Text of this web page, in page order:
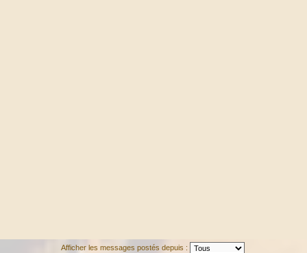
Afficher les messages postés depuis :